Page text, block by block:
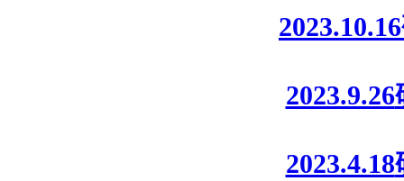
2023.10.16
2023.9.26
2023.4.18